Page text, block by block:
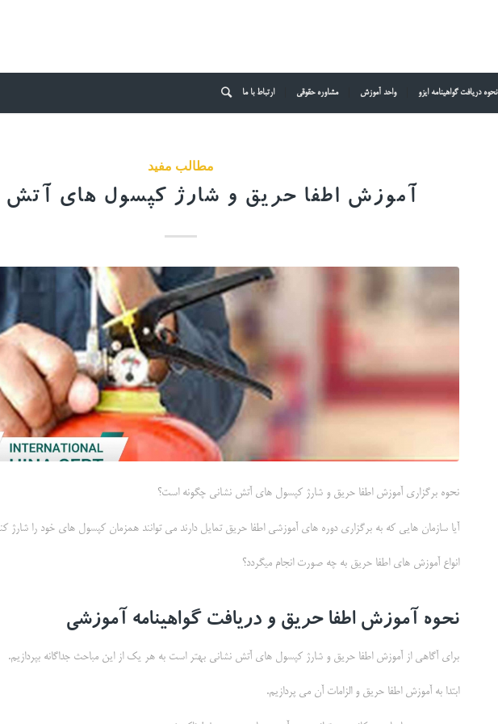
نحوه دریافت گواهینامه ایزو واحد آموزش مشاوره حقوقی ارتباط با ما
مطالب مفید
آموزش اطفا حریق و شارژ کپسول های آتش
نحوه برگزاری آموزش اطفا حریق و شارژ کپسول های آتش نشانی چگونه است؟
آیا سازمان هایی که به برگزاری دوره های آموزشی اطفا حریق تمایل دارند می توانند همزمان کپسول های خود را شارژ
انواع آموزش های اطفا حریق به چه صورت انجام میگردد؟
نحوه آموزش اطفا حریق و دریافت گواهینامه آموزشی
برای آگاهی از آموزش اطفا حریق و شارژ کپسول های آتش نشانی بهتر است به هر یک از این مباحث جداگانه بپردازیم.
ابتدا به آموزش اطفا حریق و الزامات آن می پردازیم.